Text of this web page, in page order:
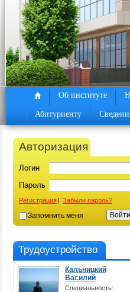
Об институте
Абитуриенту
Авторизация
Логин
Пароль
Регистрация | Забыли пароль?
Запомнить меня
Трудоустройство
Кальницкий
Василий
Специальность: